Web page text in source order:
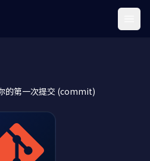
的第一次提交 (commit)